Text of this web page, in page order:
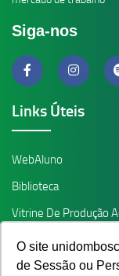
O site
de Sessão ou
Siga-nos
Links Úteis
WebAluno
Biblioteca
Vitrine De Produção
Graduação
Extensão